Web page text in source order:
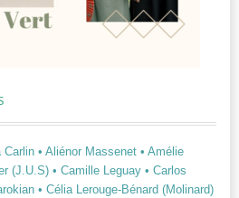
Carlin • Aliénor Massenet • Amélie
(J.U.S) • Camille Leguay • Carlos
• Célia Lerouge-Bénard (Molinard)